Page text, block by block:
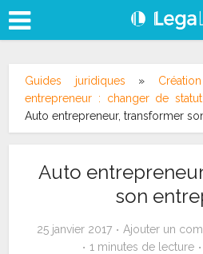
Guides juridiques »
entrepreneur : changer de
Auto entrepreneur, transformer
Auto
son
25 janvier 2017 Ajouter un
1 minutes de lecture